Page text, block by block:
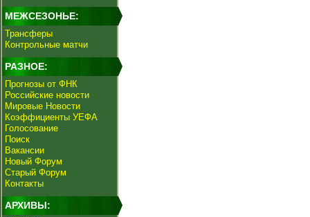
МЕЖСЕЗОНЬЕ:
Трансферы
Контрольные матчи
РАЗНОЕ:
Прогнозы от ФНК
Российские новости
Мировые Новости
Коэффициенты УЕФА
Голосование
Поиск
Вакансии
Новый Форум
Старый Форум
Контакты
АРХИВЫ: